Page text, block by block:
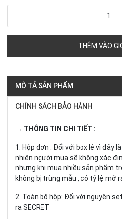
THÊM VÀO
MÔ TẢ SẢN PHẨM
CHÍNH SÁCH BẢO HÀNH
→ THÔNG TIN CHI TIẾT :
1. Hộp đơn : Đối với box lẻ vì đây
nhiên người mua sẽ không xác
nhưng khi mua nhiều sản phẩm
không bị trùng mẫu , có tỷ lệ mở
2. Toàn bộ hộp: Đối với nguyên
ra SECRET